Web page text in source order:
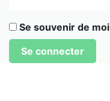
Se souvenir de moi